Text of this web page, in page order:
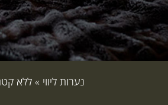
נערות ליווי »ללא